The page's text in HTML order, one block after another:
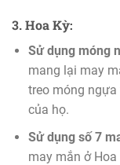
3. Hoa Kỳ:
Sử dụng móng
mang lại may
treo móng
của họ.
Sử dụng số 7
may mắn ở